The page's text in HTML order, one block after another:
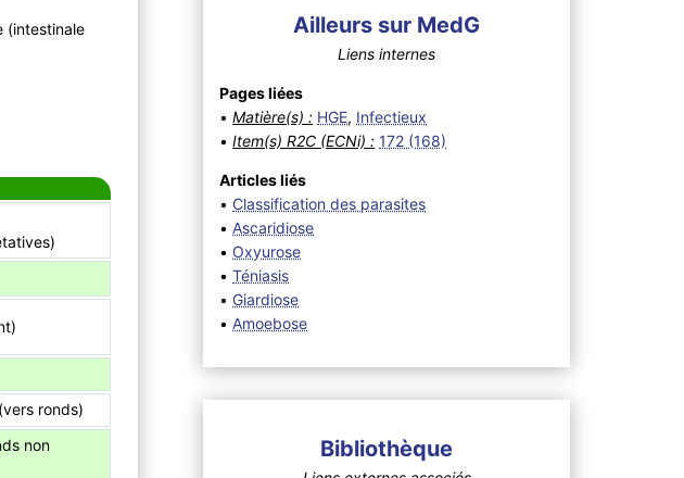
(intestinale
ronds)
non
Ailleurs sur MedG
Liens internes
Pages liées
•Matière(s) : HGE, Infectieux
•Item(s) R2C (ECNi) : 172 (168)
Articles liés
• Classification des parasites
•Ascaridiose
• Oxyurose
•Téniasis
• Giardiose
•Amoebose
Bibliothèque